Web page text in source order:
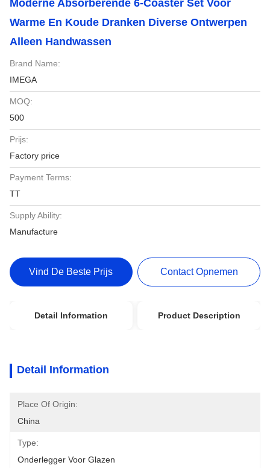
Moderne Absorberende 6-Coaster Set Voor
Warme En Koude Dranken Diverse Ontwerpen
Alleen Handwassen
Brand Name:
IMEGA
MOQ:
500
Prijs:
Factory price
Payment Terms:
TT
Supply Ability:
Manufacture
Vind De Beste Prijs Contact Opnemen
Detail Information Product Description
Detail Information
Place Of Origin:
China
Type:
Onderlegger Voor Glazen